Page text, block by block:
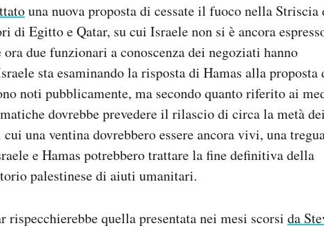
una nuova proposta di cessate il fuoco nella Striscia
di Egitto e Qatar, su cui Israele non si è ancora
due funzionari a conoscenza dei negoziati hanno
sta esaminando la risposta di Hamas alla proposta
noti pubblicamente, ma secondo quanto riferito ai
dovrebbe prevedere il rilascio di circa la metà
una ventina dovrebbero essere ancora vivi, una
e Hamas potrebbero trattare la fine definitiva della
palestinese di aiuti umanitari.
rispecchierebbe quella presentata nei mesi scorsi da